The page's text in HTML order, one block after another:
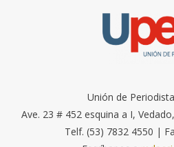
Unión de
Ave. 23 # 452 esquina a I,
Telf. (53) 7832 4550 |